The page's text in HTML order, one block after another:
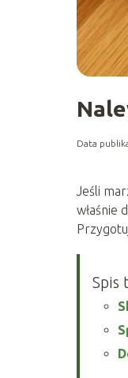
Data
Jeśli
właśnie
Spis